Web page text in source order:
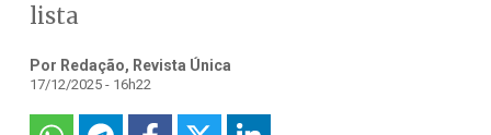
lista
Por Redação, Revista Única
17/12/2025 - 16h22